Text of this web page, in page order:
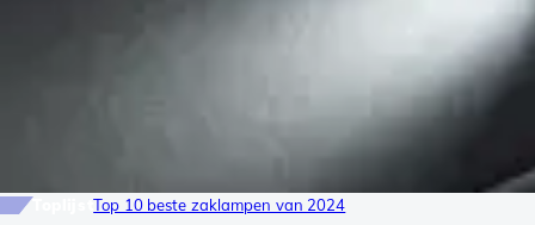
ToplijstTop 10 beste zaklampen van 2024